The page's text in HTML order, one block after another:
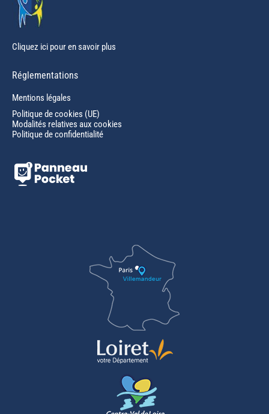
Cliquez ici pour en savoir plus
Réglementations
Mentions légales
Politique de cookies (UE)
Modalités relatives aux cookies
Politique de confidentialité